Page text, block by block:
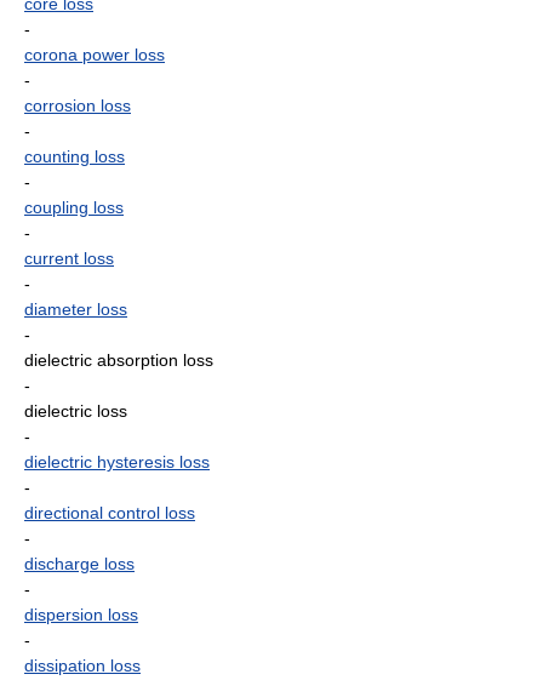
-
corona power loss
-
corrosion loss
-
counting loss
-
coupling loss
-
current loss
-
diameter loss
-
dielectric absorption loss
-
dielectric loss
-
dielectric hysteresis loss
-
directional control loss
-
discharge loss
-
dispersion loss
-
dissipation loss